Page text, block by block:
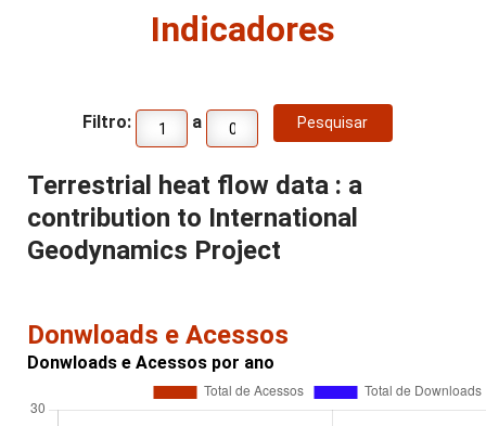
Indicadores
Filtro: a
Terrestrial heat flow data : a
contribution to International
Geodynamics Project
Donwloads e Acessos
Donwloads e Acessos por ano